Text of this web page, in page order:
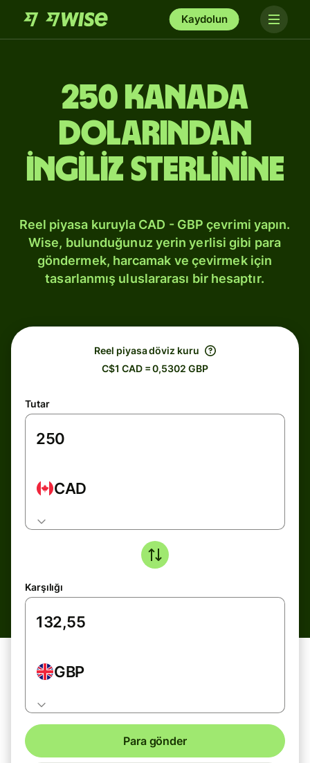
Kaydolun
250 Kanada
dolarından
İngiliz sterlinine
Reel piyasa kuruyla CAD - GBP çevrimi yapın.
Wise, bulunduğunuz yerin yerlisi gibi para
göndermek, harcamak ve çevirmek için
tasarlanmış uluslararası bir hesaptır.
Reel piyasa döviz kuru
C$1 CAD = 0,5302 GBP
Tutar
CAD
Karşılığı
GBP
Para gönder